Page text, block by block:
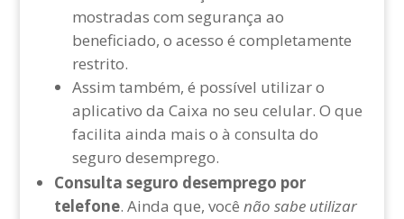
mostradas com segurança ao
beneficiado, o acesso é completamente
restrito.
Assim também, é possível utilizar o
aplicativo da Caixa no seu celular. O que
facilita ainda mais o à consulta do
seguro desemprego.
Consulta seguro desemprego por
telefone. Ainda que, você não sabe utilizar